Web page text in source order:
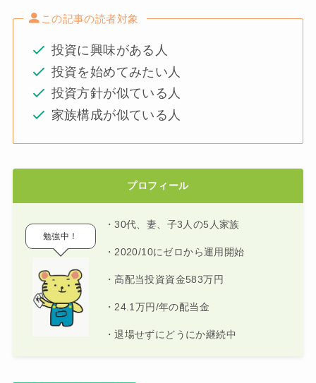
この記事の読者対象
投資に興味がある人
投資を始めてみたい人
投資方針が似ている人
家族構成が似ている人
プロフィール
・30代、妻、子3人の5人家族
・2020/10にゼロから運用開始
・高配当投資資金583万円
・24.1万円/年の配当金
・退場せずにどうにか継続中
勉強中！